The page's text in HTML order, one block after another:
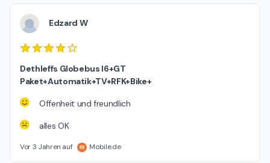
Edzard W
Dethleffs Globebus I6+GT
Paket+Automatik+TV+RFK+Bike+
Offenheit und freundlich
alles OK
Vor 3 Jahren auf Mobile.de